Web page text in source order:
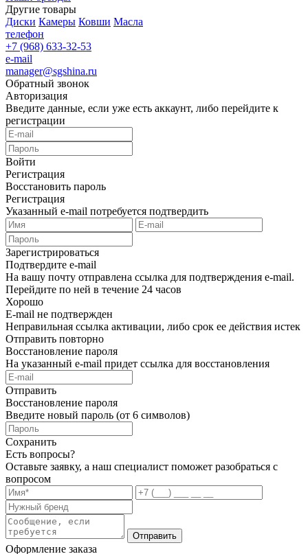
Другие товары
Диски Камеры Ковши Масла
телефон
+7 (968) 633-32-53
e-mail
manager@sgshina.ru
Обратный звонок
Авторизация
Введите данные, если уже есть аккаунт, либо перейдите к
регистрации
Войти
Регистрация
Восстановить пароль
Регистрация
Указанный e-mail потребуется подтвердить
Зарегистрироваться
Подтвердите e-mail
На вашу почту отправлена ссылка для подтверждения e-mail.
Перейдите по ней в течение 24 часов
Хорошо
E-mail не подтвержден
Неправильная ссылка активации, либо срок ее действия истек
Отправить повторно
Восстановление пароля
На указанный e-mail придет ссылка для восстановления
Отправить
Восстановление пароля
Введите новый пароль (от 6 символов)
Сохранить
Есть вопросы?
Оставьте заявку, а наш специалист поможет разобраться с
вопросом
Отправить
Оформление заказа